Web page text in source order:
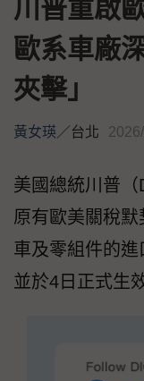
川普重啟
歐系車廠
夾擊」
黃女瑛 ／台北
美國總統川普
原有歐美關稅
車及零組件的進
並於4日正式生